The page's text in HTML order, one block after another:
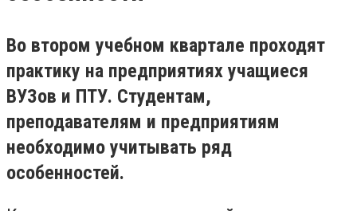
Во втором учебном квартале проходят
практику на предприятиях учащиеся
ВУЗов и ПТУ. Студентам,
преподавателям и предприятиям
необходимо учитывать ряд
особенностей.